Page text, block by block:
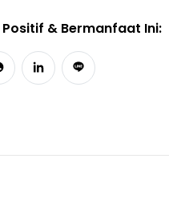
& Bermanfaat Ini: